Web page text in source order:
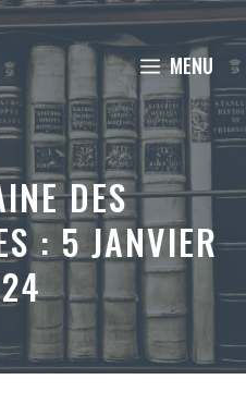
MENU
DES
: 5 JANVIER